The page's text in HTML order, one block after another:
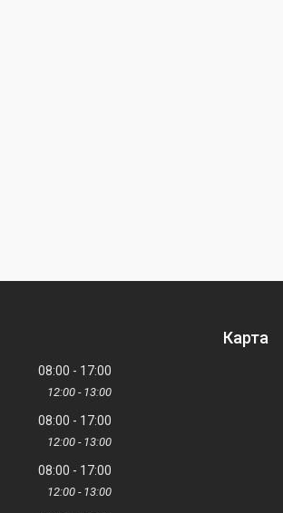
08:00 17:00
12:00 13:00
08:00 17:00
12:00 13:00
08:00 17:00
12:00 13:00
Карта